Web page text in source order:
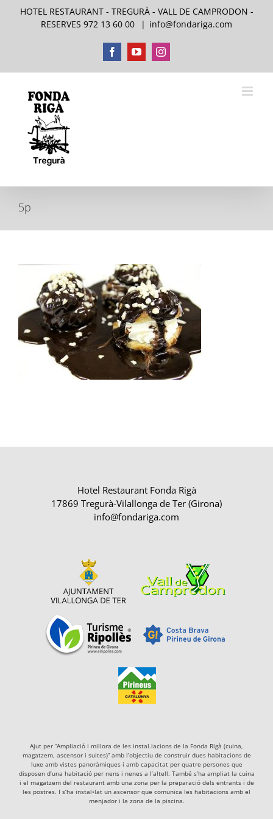
HOTEL RESTAURANT - TREGURÀ - VALL DE CAMPRODON -
RESERVES 972 13 60 00
| info@fondariga.com
FacebookYouTubeInstagram
5p
Hotel Restaurant Fonda Rigà
17869 Tregurà-Vilallonga de Ter (Girona)
info@fondariga.com
Ajut per “Ampliació i millora de les instal.lacions de la Fonda Rigà (cuina,
magatzem, ascensor i suites)” amb l’objectiu de construir dues habitacions de
luxe amb vistes panoràmiques i amb capacitat per quatre persones que
disposen d’una habitació per nens i nenes a l’altell. També s’ha ampliat la cuina
i el magatzem del restaurant amb una zona per la preparació dels entrants i de
les postres. I s’ha instal•lat un ascensor que comunica les habitacions amb el
menjador i la zona de la piscina.